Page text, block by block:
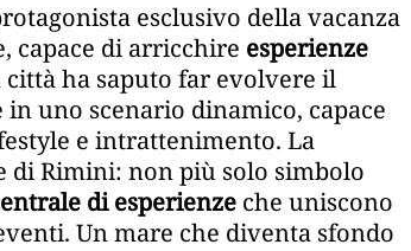
esclusivo della vacanza
capace di arricchire esperienze
ha saputo far evolvere il
uno scenario dinamico, capace
e intrattenimento. La
di Rimini: non più solo simbolo
di esperienze che uniscono
Un mare che diventa sfondo